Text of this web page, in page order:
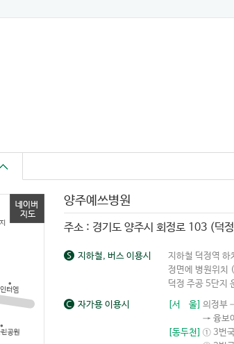
양주예쓰병원
주소 : 경기도 양주시 회정로 103 (덕
지하철, 버스 이용시
지하철 덕정역 하
정면에 병원위치
덕정 주공 5단지
자가용 이용시
[서 울] 의정부
→ 융보
[동두천] ① 3번